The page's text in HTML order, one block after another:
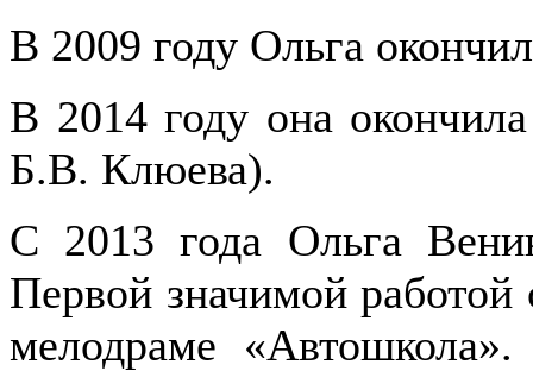
В 2009 году Ольга
В 2014 году она
Б.В. Клюева).
С 2013 года Ольга
Первой значимой
мелодраме